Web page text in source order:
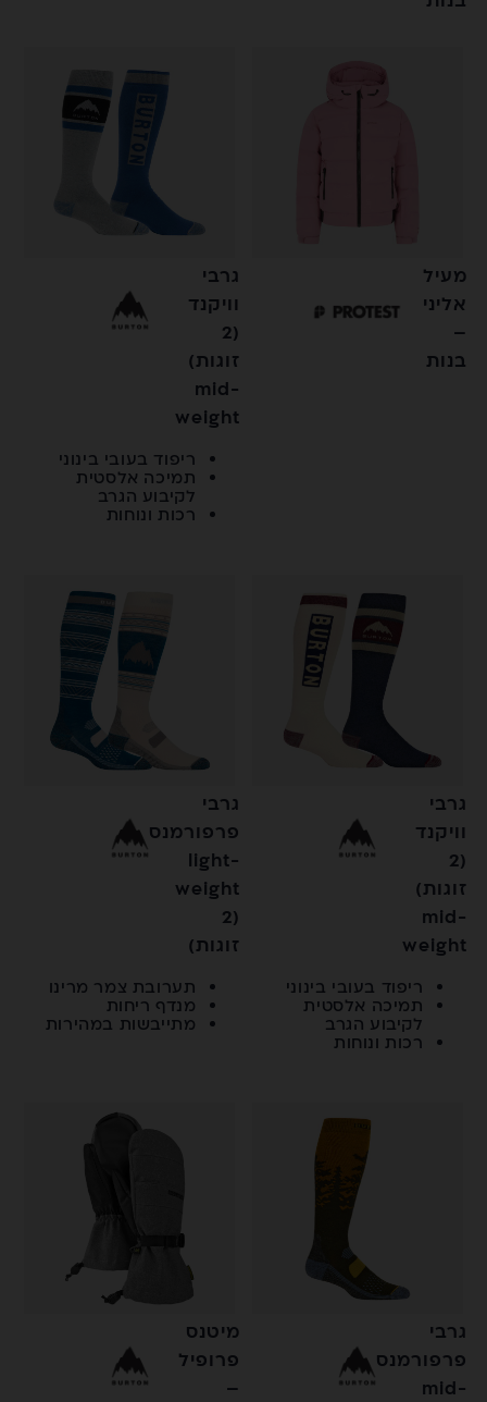
מעיל
אליני
–
בנות
גרבי
וויקנד
(2
זוגות)
mid-
weight
ריפוד בעובי בינוני
תמיכה אלסטית
לקיבוע הגרב
רכות ונוחות
גרבי
וויקנד
(2
זוגות)
mid-
weight
ריפוד בעובי בינוני
תמיכה אלסטית
לקיבוע הגרב
רכות ונוחות
גרבי
פרפורמנס
light-
weight
(2
זוגות)
תערובת צמר מרינו
מנדף ריחות
מתייבשות במהירות
גרבי
פרפורמנס
mid-
מיטנס
פרופיל
–